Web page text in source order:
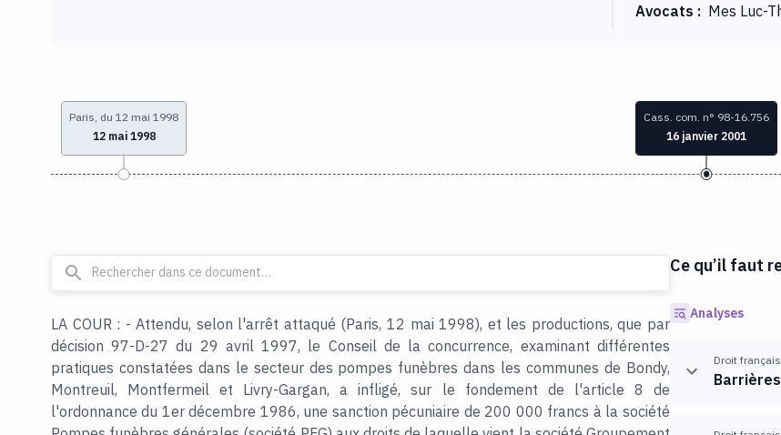
Avocats : Mes Luc-
Paris, du 12 mai 1998
12 mai 1998
Cass. com. n° 98-16.756
16 janvier 2001
LA COUR : - Attendu, selon l'arrêt attaqué (Paris, 12 mai 1998), et les productions, que par
décision 97-D-27 du 29 avril 1997, le Conseil de la concurrence, examinant différentes
pratiques constatées dans le secteur des pompes funèbres dans les communes de Bondy,
Montreuil, Montfermeil et Livry-Gargan, a infligé, sur le fondement de l'article 8 de
l'ordonnance du 1er décembre 1986, une sanction pécuniaire de 200 000 francs à la société
Ce qu’il faut
Analyses
Droit